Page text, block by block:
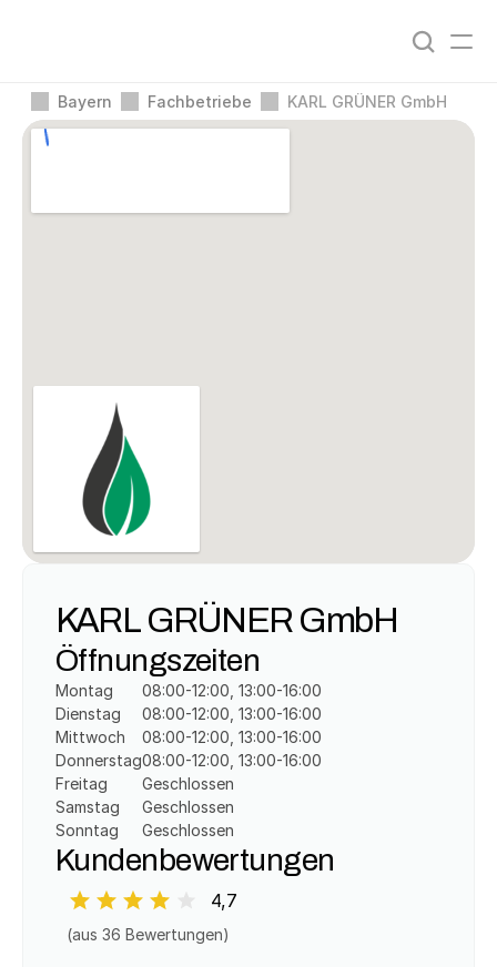
Bayern Fachbetriebe KARL GRÜNER GmbH
KARL GRÜNER GmbH
Öffnungszeiten
Montag
Dienstag
Mittwoch
Donnerstag
Freitag
Samstag
Sonntag
08:00-12:00, 13:00-16:00
08:00-12:00, 13:00-16:00
08:00-12:00, 13:00-16:00
08:00-12:00, 13:00-16:00
Geschlossen
Geschlossen
Geschlossen
Kundenbewertungen
4,7
(aus 36 Bewertungen)